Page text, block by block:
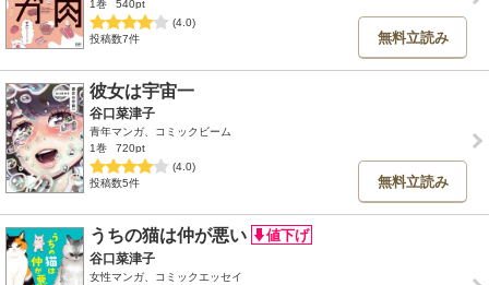
1巻
540pt
(4.0)
投稿数7件
無料立読み
彼女は宇宙一
谷口菜津子
青年マンガ、コミックビーム
1巻
720pt
(4.0)
投稿数5件
無料立読み
うちの猫は仲が悪い
谷口菜津子
女性マンガ、コミックエッセイ